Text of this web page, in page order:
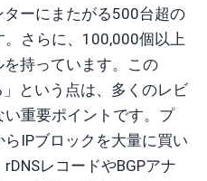
ーにまたがる500台超の
さらに、100,000個以上
持っています。この
」という点は、多くのレビ
重要ポイントです。プ
IPブロックを大量に買い
レコードやBGPアナ